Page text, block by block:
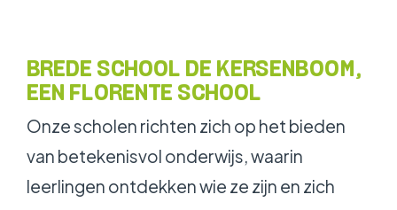
BREDE SCHOOL DE KERSENBOOM,
EEN FLORENTE SCHOOL
Onze scholen richten zich op het bieden
van betekenisvol onderwijs, waarin
leerlingen ontdekken wie ze zijn en zich